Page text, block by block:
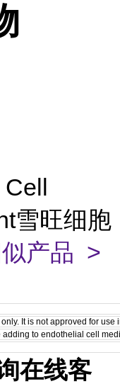
雪旺细胞
产品 >
It is not approved for
adding to endothelial cell
在线客